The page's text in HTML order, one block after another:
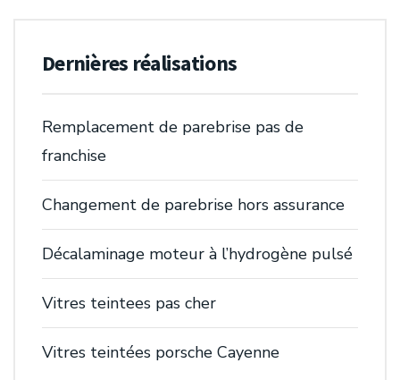
Dernières réalisations
Remplacement de parebrise pas de
franchise
Changement de parebrise hors assurance
Décalaminage moteur à l’hydrogène pulsé
Vitres teintees pas cher
Vitres teintées porsche Cayenne